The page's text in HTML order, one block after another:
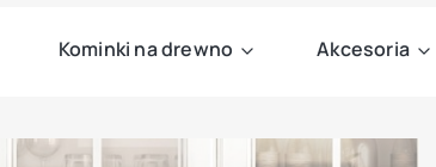
Kominki na drewno Akcesoria